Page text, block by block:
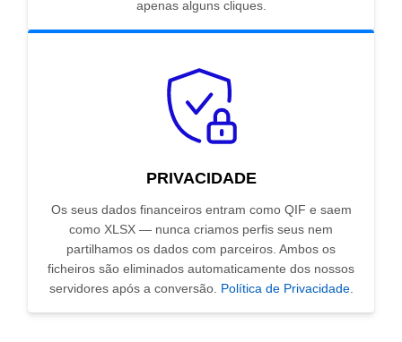
apenas alguns cliques.
PRIVACIDADE
Os seus dados financeiros entram como QIF e saem
como XLSX — nunca criamos perfis seus nem
partilhamos os dados com parceiros. Ambos os
ficheiros são eliminados automaticamente dos nossos
servidores após a conversão. Política de Privacidade.